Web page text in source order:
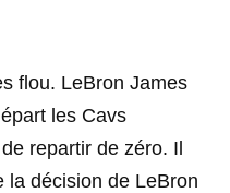
flou. LeBron James
les Cavs
repartir de zéro. Il
la décision de LeBron